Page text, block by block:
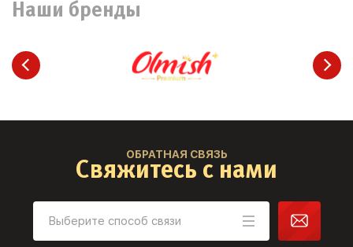
Наши бренды
ОБРАТНАЯ СВЯЗЬ
Свяжитесь с нами